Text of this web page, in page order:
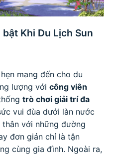
Khi Du Lịch Sun
mang đến cho du
lượng với công viên
trò chơi giải trí đa
vui đùa dưới làn nước
với những đường
đơn giản chỉ là tận
cùng gia đình. Ngoài ra,